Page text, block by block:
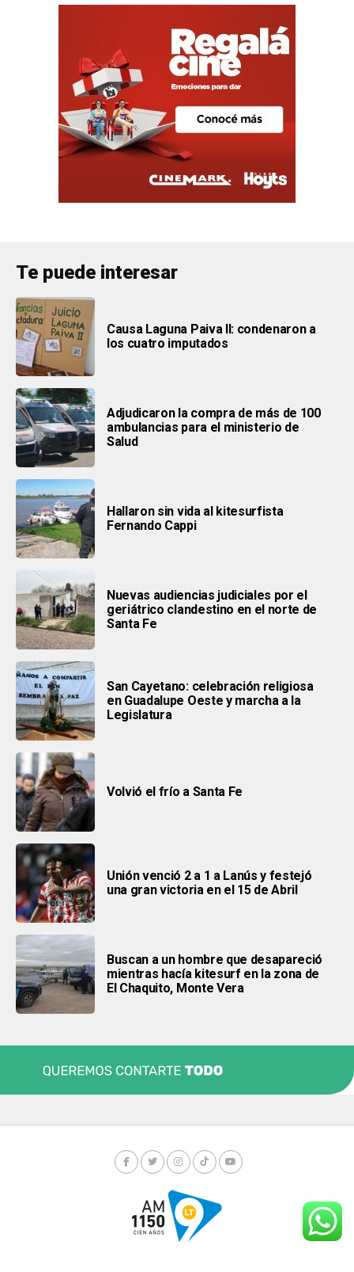
Te puede interesar
Causa Laguna Paiva II: condenaron a
los cuatro imputados
Adjudicaron la compra de más de 100
ambulancias para el ministerio de
Salud
Hallaron sin vida al kitesurfista
Fernando Cappi
Nuevas audiencias judiciales por el
geriátrico clandestino en el norte de
Santa Fe
San Cayetano: celebración religiosa
en Guadalupe Oeste y marcha a la
Legislatura
Volvió el frío a Santa Fe
Unión venció 2 a 1 a Lanús y festejó
una gran victoria en el 15 de Abril
Buscan a un hombre que desapareció
mientras hacía kitesurf en la zona de
El Chaquito, Monte Vera